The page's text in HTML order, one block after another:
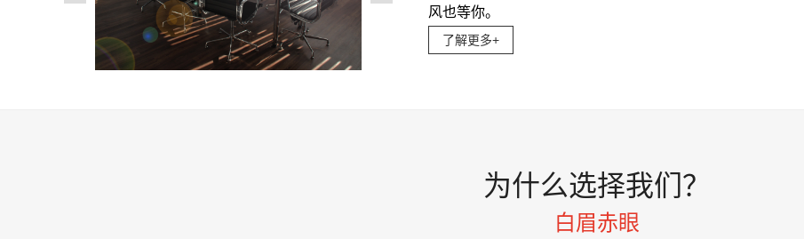
风也等你。
了解更多+
为什么选择我们？
白眉赤眼